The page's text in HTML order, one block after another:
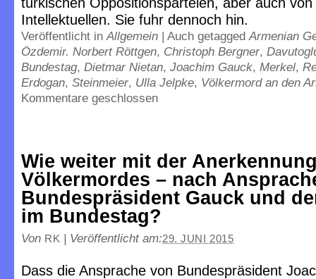
Intellektuellen. Sie fuhr dennoch hin.
Veröffentlicht inAllgemein | Auch getaggedArmenian
Özdemir. Norbert Röttgen, Christoph Bergner,
Bundestag, Dietmar Nietan, Joachim Gauck, Merkel,
Erdogan, Steinmeier, Ulla Jelpke, Völkermord an den
Kommentare geschlossen
Wie weiter mit der
Völkermordes – nach
Bundespräsident Gauck und
im Bundestag?
Von RK | Veröffentlicht am:29. JUNI 2015
Dass die Ansprache von Bundespräsident